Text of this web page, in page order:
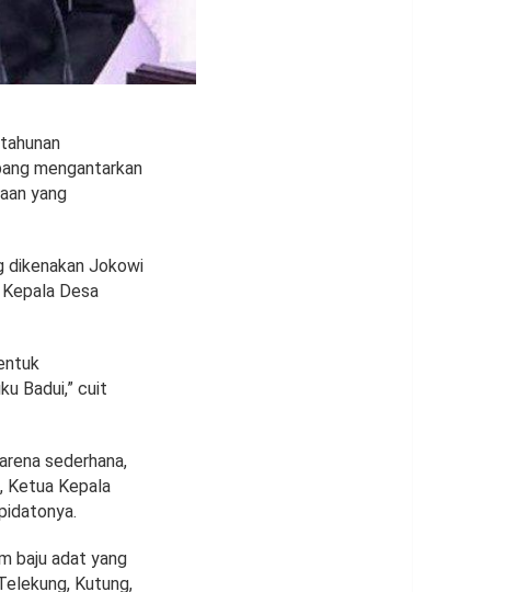
mengantarkan
yang
dikenakan Jokowi
Desa
Badui,” cuit
sederhana,
Ketua Kepala
baju adat yang
Kutung,